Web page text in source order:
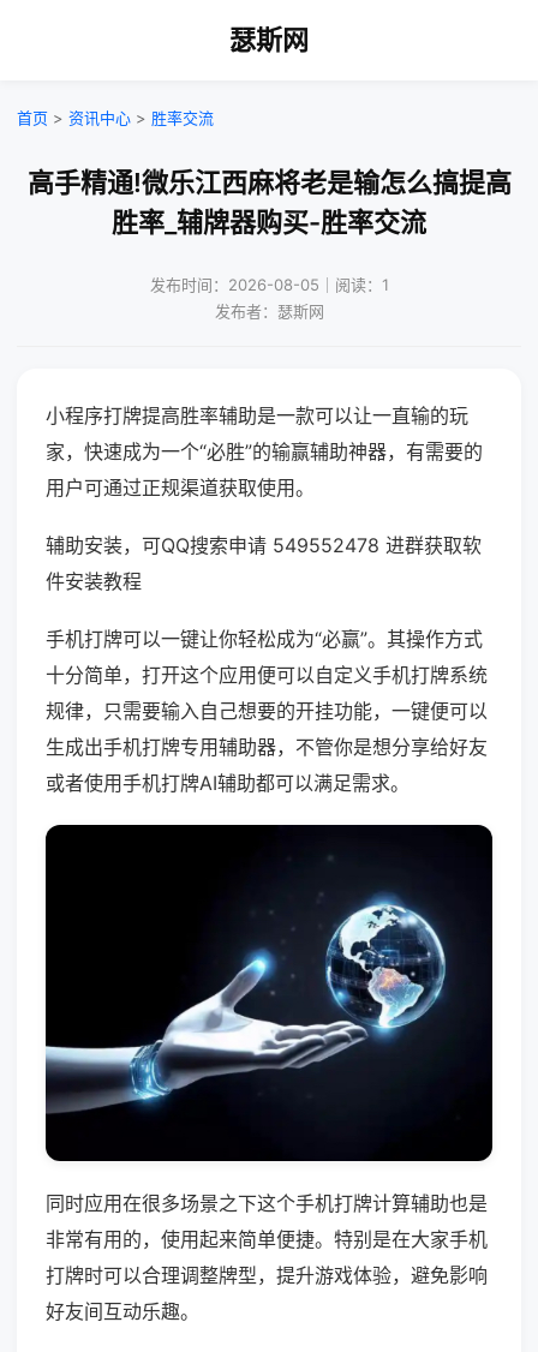
瑟斯网
首页 > 资讯中心 > 胜率交流
高手精通!微乐江西麻将老是输怎么搞提高
胜率_辅牌器购买-胜率交流
发布时间：2026-08-05｜阅读：1
发布者：瑟斯网
小程序打牌提高胜率辅助是一款可以让一直输的玩
家，快速成为一个“必胜”的输赢辅助神器，有需要的
用户可通过正规渠道获取使用。
辅助安装，可QQ搜索申请 549552478 进群获取软
件安装教程
手机打牌可以一键让你轻松成为“必赢”。其操作方式
十分简单，打开这个应用便可以自定义手机打牌系统
规律，只需要输入自己想要的开挂功能，一键便可以
生成出手机打牌专用辅助器，不管你是想分享给好友
或者使用手机打牌AI辅助都可以满足需求。
同时应用在很多场景之下这个手机打牌计算辅助也是
非常有用的，使用起来简单便捷。特别是在大家手机
打牌时可以合理调整牌型，提升游戏体验，避免影响
好友间互动乐趣。